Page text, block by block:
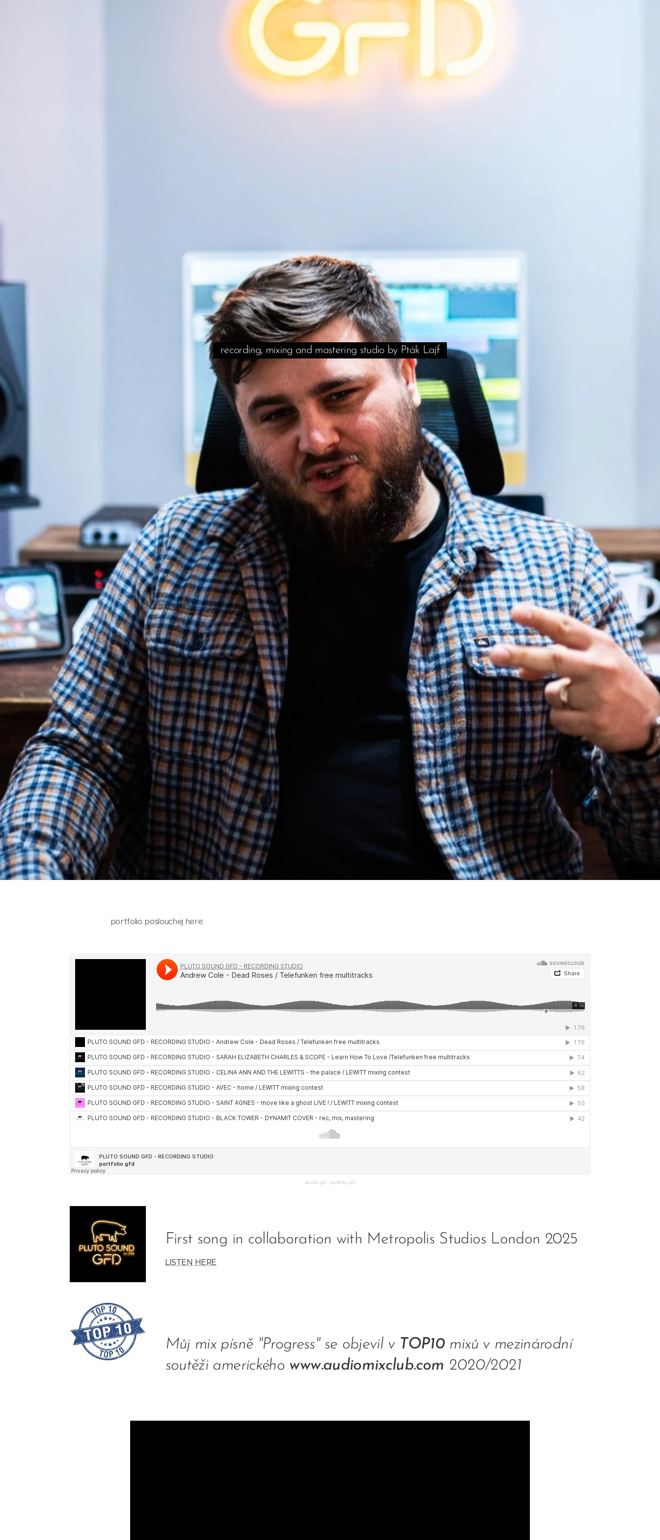
recording, mixing and mastering studio by Pták Lajf
portfolio poslouchej here:
sound.gfd · portfolio gfd
First song in collaboration with Metropolis Studios London 2025
LISTEN HERE
Můj mix písně "Progress" se objevil v TOP10 mixů v mezinárodní
soutěži amerického www.audiomixclub.com 2020/2021